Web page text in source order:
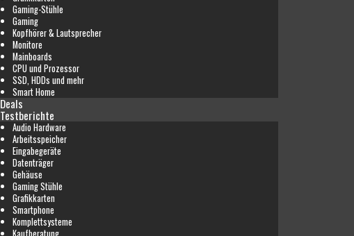
Gaming-Stühle
Gaming
Kopfhörer & Lautsprecher
Monitore
Mainboards
CPU und Prozessor
SSD, HDDs und mehr
Smart Home
Deals
Testberichte
Audio Hardware
Arbeitsspeicher
Eingabegeräte
Datenträger
Gehäuse
Gaming Stühle
Grafikkarten
Smartphone
Komplettsysteme
Kaufberatung